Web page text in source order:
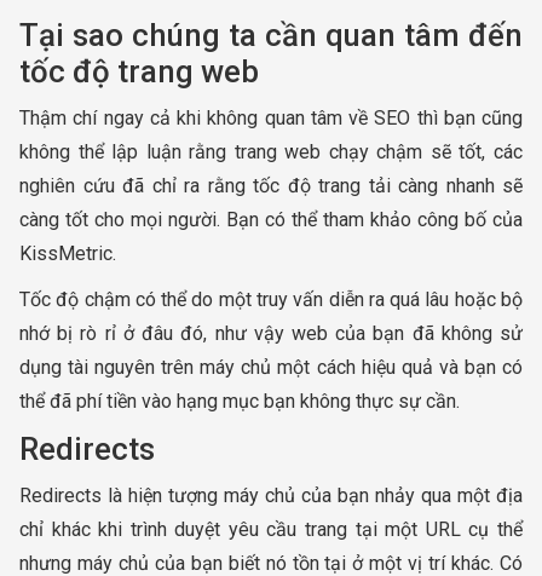
Tại sao chúng ta cần quan tâm đến
tốc độ trang web
Thậm chí ngay cả khi không quan tâm về SEO thì bạn cũng
không thể lập luận rằng trang web chạy chậm sẽ tốt, các
nghiên cứu đã chỉ ra rằng tốc độ trang tải càng nhanh sẽ
càng tốt cho mọi người. Bạn có thể tham khảo công bố của
KissMetric.
Tốc độ chậm có thể do một truy vấn diễn ra quá lâu hoặc bộ
nhớ bị rò rỉ ở đâu đó, như vậy web của bạn đã không sử
dụng tài nguyên trên máy chủ một cách hiệu quả và bạn có
thể đã phí tiền vào hạng mục bạn không thực sự cần.
Redirects
Redirects là hiện tượng máy chủ của bạn nhảy qua một địa
chỉ khác khi trình duyệt yêu cầu trang tại một URL cụ thể
nhưng máy chủ của bạn biết nó tồn tại ở một vị trí khác. Có